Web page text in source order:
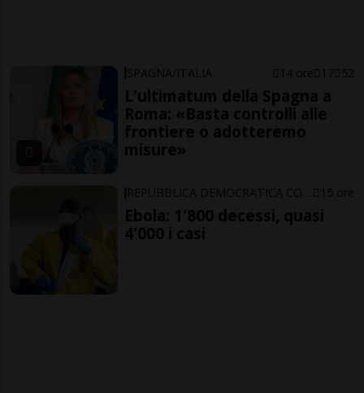
SPAGNA/ITALIA 14 ore 17 52
L'ultimatum della Spagna a
Roma: «Basta controlli alle
frontiere o adotteremo
misure»
15 ore
Ebola: 1'800 decessi, quasi
4'000 i casi